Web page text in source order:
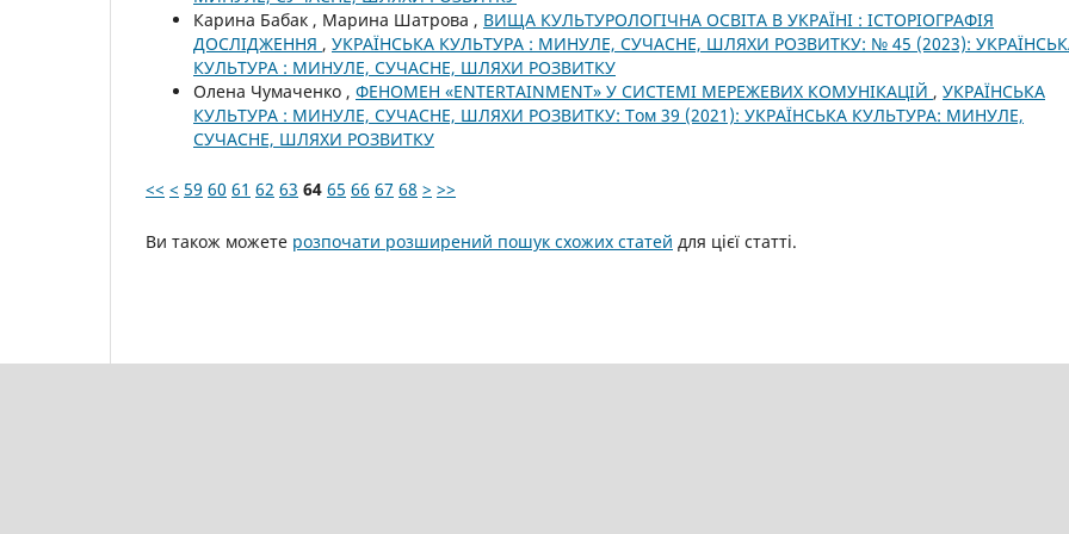
Карина Бабак , Марина Шатрова , ВИЩА КУЛЬТУРОЛОГІЧНА ОСВІТА В УКРАЇНІ : ІСТОРІОГРАФІЯ
ДОСЛІДЖЕННЯ , УКРАЇНСЬКА КУЛЬТУРА : МИНУЛЕ, СУЧАСНЕ, ШЛЯХИ РОЗВИТКУ: № 45 (2023):
КУЛЬТУРА : МИНУЛЕ, СУЧАСНЕ, ШЛЯХИ РОЗВИТКУ
Олена Чумаченко , ФЕНОМЕН «ENTERTAINMENT» У СИСТЕМІ МЕРЕЖЕВИХ КОМУНІКАЦІЙ , УКРАЇНСЬКА
КУЛЬТУРА : МИНУЛЕ, СУЧАСНЕ, ШЛЯХИ РОЗВИТКУ: Том 39 (2021): УКРАЇНСЬКА КУЛЬТУРА: МИНУЛЕ,
СУЧАСНЕ, ШЛЯХИ РОЗВИТКУ
<< < 59 60 61 62 63 64 65 66 67 68 > >>
Ви також можете розпочати розширений пошук схожих статей для цієї статті.